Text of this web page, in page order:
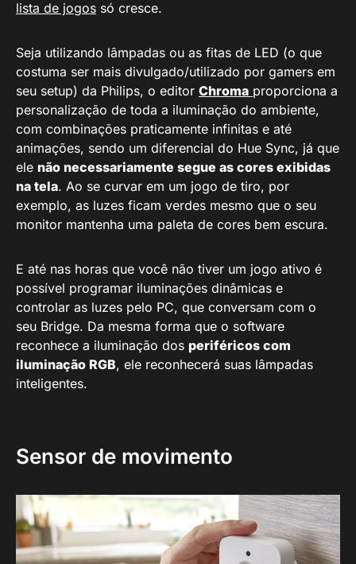
lista de jogos só cresce.
Seja utilizando lâmpadas ou as fitas de LED (o que
costuma ser mais divulgado/utilizado por gamers em
seu setup) da Philips, o editor Chroma proporciona a
personalização de toda a iluminação do ambiente,
com combinações praticamente infinitas e até
animações, sendo um diferencial do Hue Sync, já que
ele não necessariamente segue as cores exibidas
na tela. Ao se curvar em um jogo de tiro, por
exemplo, as luzes ficam verdes mesmo que o seu
monitor mantenha uma paleta de cores bem escura.
E até nas horas que você não tiver um jogo ativo é
possível programar iluminações dinâmicas e
controlar as luzes pelo PC, que conversam com o
seu Bridge. Da mesma forma que o software
reconhece a iluminação dos periféricos com
iluminação RGB, ele reconhecerá suas lâmpadas
inteligentes.
Sensor de movimento